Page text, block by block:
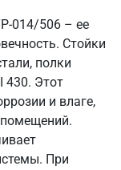
014/506 – ее
Стойки
полки
430. Этот
и влаге,
При